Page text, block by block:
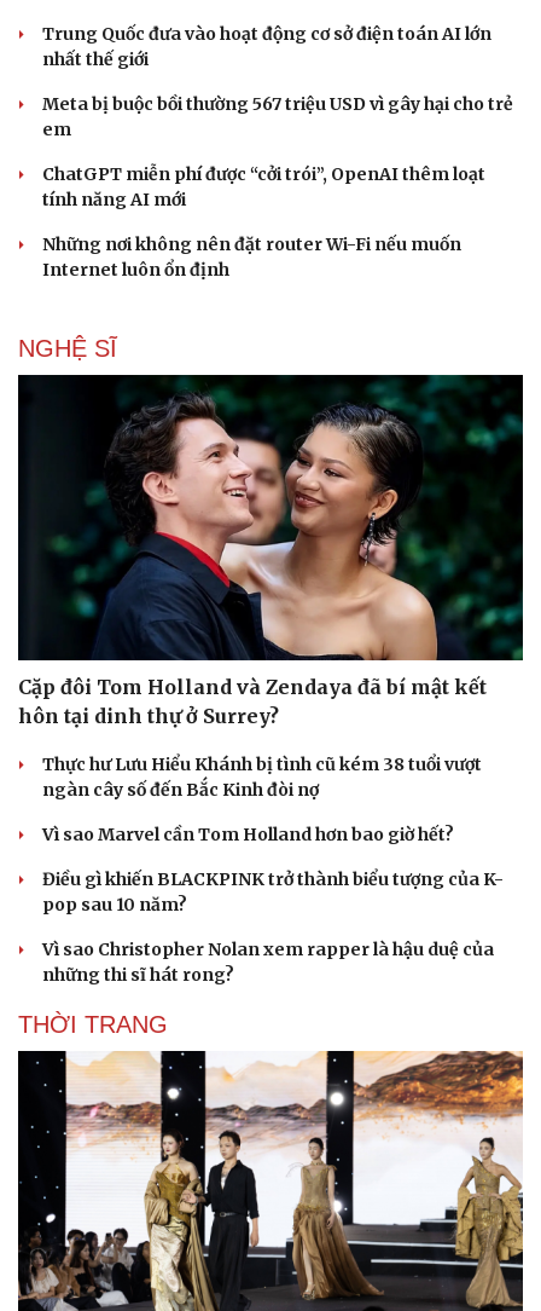
Trung Quốc đưa vào hoạt động cơ sở điện toán AI lớn
nhất thế giới
Meta bị buộc bồi thường 567 triệu USD vì gây hại cho trẻ
em
ChatGPT miễn phí được “cởi trói”, OpenAI thêm loạt
tính năng AI mới
Những nơi không nên đặt router Wi-Fi nếu muốn
Internet luôn ổn định
NGHỆ SĨ
Cặp đôi Tom Holland và Zendaya đã bí mật kết
hôn tại dinh thự ở Surrey?
Thực hư Lưu Hiểu Khánh bị tình cũ kém 38 tuổi vượt
ngàn cây số đến Bắc Kinh đòi nợ
Vì sao Marvel cần Tom Holland hơn bao giờ hết?
Điều gì khiến BLACKPINK trở thành biểu tượng của K-
pop sau 10 năm?
Vì sao Christopher Nolan xem rapper là hậu duệ của
những thi sĩ hát rong?
THỜI TRANG